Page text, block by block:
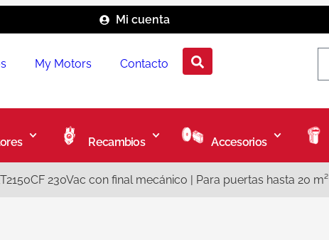
Mi cuenta
My Motors Contacto
Recambios Accesorios
230Vac con final mecánico | Para puertas hasta 20 m²